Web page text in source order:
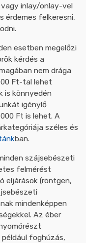
inlay/onlay-vel
érdemes felkeresni,
esetben megelőzi
kérdés a
nem drága
Ft-tal lehet
is könnyedén
igénylő
Ft is lehet. A
széles és
ban.
szájsebészeti
felmérést
eljárások (röntgen,
mindenképpen
Az éber
foghúzás,